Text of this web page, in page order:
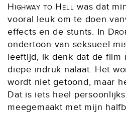
Highway to Hell was dat
vooral leuk om te doen
effects en de stunts. In
ondertoon van seksueel
leeftijd, ik denk dat de film
diepe indruk nalaat. Het
wordt niet getoond, maar
Dat is iets heel
meegemaakt met mijn